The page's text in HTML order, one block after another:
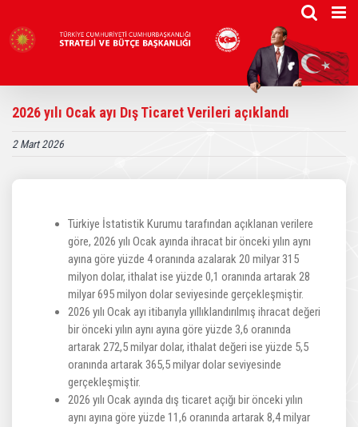
content
2026 yılı Ocak ayı Dış Ticaret Verileri açıklandı
2 Mart 2026
Türkiye İstatistik Kurumu tarafından açıklanan verilere
göre, 2026 yılı Ocak ayında ihracat bir önceki yılın aynı
ayına göre yüzde 4 oranında azalarak 20 milyar 315
milyon dolar, ithalat ise yüzde 0,1 oranında artarak 28
milyar 695 milyon dolar seviyesinde gerçekleşmiştir.
2026 yılı Ocak ayı itibarıyla yıllıklandırılmış ihracat değeri
bir önceki yılın aynı ayına göre yüzde 3,6 oranında
artarak 272,5 milyar dolar, ithalat değeri ise yüzde 5,5
oranında artarak 365,5 milyar dolar seviyesinde
gerçekleşmiştir.
2026 yılı Ocak ayında dış ticaret açığı bir önceki yılın
aynı ayına göre yüzde 11,6 oranında artarak 8,4 milyar